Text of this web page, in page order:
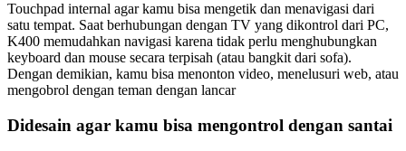
Touchpad internal agar kamu bisa mengetik dan menavigasi dari
satu tempat. Saat berhubungan dengan TV yang dikontrol dari PC,
K400 memudahkan navigasi karena tidak perlu menghubungkan
keyboard dan mouse secara terpisah (atau bangkit dari sofa).
Dengan demikian, kamu bisa menonton video, menelusuri web, atau
mengobrol dengan teman dengan lancar
Didesain agar kamu bisa mengontrol dengan santai